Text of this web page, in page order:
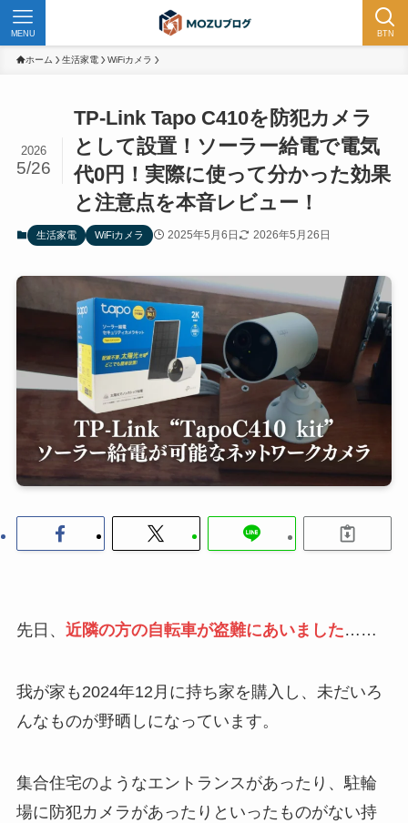
BTN
MENU
ホーム 生活家電 WiFiカメラ
TP-Link Tapo C410を防犯カメラ
として設置！ソーラー給電で電気
代0円！実際に使って分かった効果
と注意点を本音レビュー！
2026
5/26
生活家電 WiFiカメラ 2025年5月6日 2026年5月26日
先日、 近隣の方の自転車が盗難にあいました……
我が家も2024年12月に持ち家を購入し、未だいろ
んなものが野晒しになっています。
集合住宅のようなエントランスがあったり、駐輪
場に防犯カメラがあったりといったものがない持